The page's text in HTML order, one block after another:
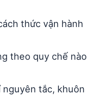
thức vận hành
theo quy chế nào
tắc, khuôn